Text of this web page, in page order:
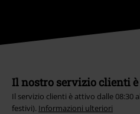
Il nostro servizio clienti è
Il servizio clienti è attivo dalle 08:30
festivi). Informazioni ulteriori